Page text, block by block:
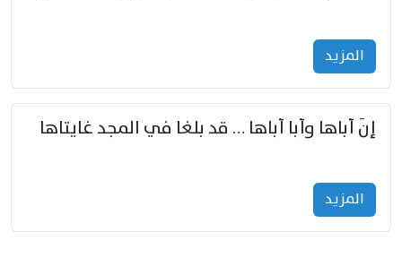
المزید
إنّ أباها وأبا أباها … قد بلغا في المجد غايتاها
المزید